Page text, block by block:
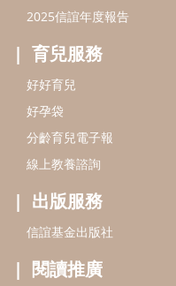
2025信誼年度報告
育兒服務
好好育兒
好孕袋
分齡育兒電子報
線上教養諮詢
出版服務
信誼基金出版社
閱讀推廣